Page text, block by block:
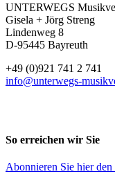
UNTERWEGS
Gisela + Jörg Streng
Lindenweg 8
D-95445 Bayreuth
+49 (0)921 741 2 741
info@unterwegs-
So erreichen wir Sie
Abonnieren Sie hierden